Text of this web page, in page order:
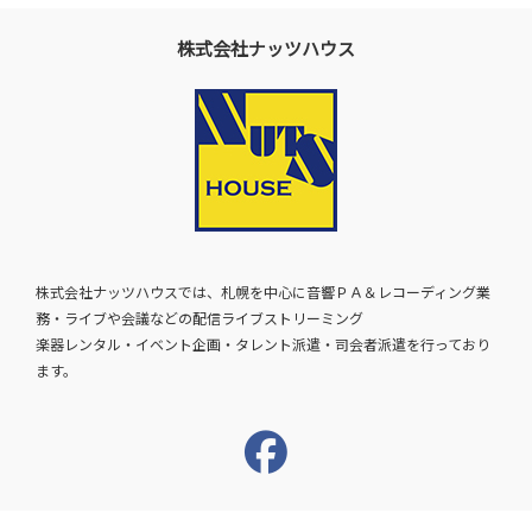
株式会社ナッツハウス
株式会社ナッツハウスでは、札幌を中心に音響ＰＡ＆レコーディング業
務・ライブや会議などの配信ライブストリーミング
楽器レンタル・イベント企画・タレント派遣・司会者派遣を行っており
ます。